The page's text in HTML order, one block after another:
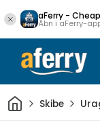
aFerry -
Åbn i aFerry-
HjemSkibe